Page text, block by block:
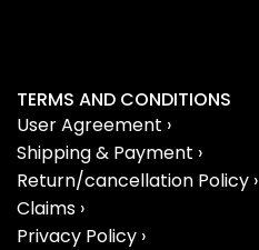
TERMS AND CONDITIONS
User Agreement ›
Shipping & Payment ›
Return/cancellation Policy ›
Claims ›
Privacy Policy ›